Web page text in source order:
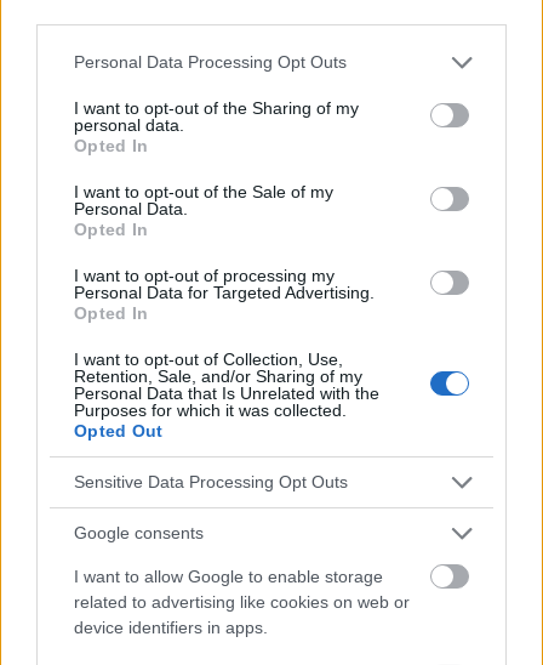
Please note that this website/app uses one or more Google
not limited to your visit or usage behaviour. You may click to
grant or deny consent to Google and its third-party tags to
use your data for below specified purposes in below Google
consent section.
Personal Data Processing Opt Outs
I want to opt-out of the Sharing of my
personal data.
Opted In
I want to opt-out of the Sale of my
Personal Data.
Opted In
I want to opt-out of processing my
Personal Data for Targeted Advertising.
Opted In
I want to opt-out of Collection, Use,
Retention, Sale, and/or Sharing of my
Personal Data that Is Unrelated with the
Purposes for which it was collected.
Opted Out
Sensitive Data Processing Opt Outs
Google consents
I want to allow Google to enable storage
related to advertising like cookies on web or
device identifiers in apps.
(ASHA). Hitos del desarrollo del habla y el lenguaje.
2.Asociación Polaca del Habla, el Lenguaje y la Audición.
Normas del desarrollo del habla infantil - Documento de
posición de la PTL, 2021. 3.Styczek I. Logopedia. Preguntas y
respuestas. PZWL; 2020. 4.Majewska M. Retraso en el
desarrollo del habla - criterios para el diagnóstico. Logopedia,
El contenido y los materiales de este sitio son de carácter
educativo e informativo. El editor y los redactores del sitio no son
responsables de los efectos de su aplicación. Antes de aplicar
los consejos y sugerencias incluidos en este sitio web consúltalo
con un médico.